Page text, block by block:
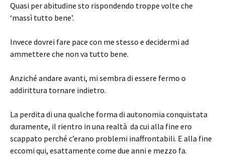
Quasi per abitudine sto rispondendo troppe volte che
‘massì tutto bene’.
Invece dovrei fare pace con me stesso e decidermi ad
ammettere che non va tutto bene.
Anziché andare avanti, mi sembra di essere fermo o
addirittura tornare indietro.
La perdita di una qualche forma di autonomia conquistata
duramente, il rientro in una realtà da cui alla fine ero
scappato perché c’erano problemi inaffrontabili. E alla fine
eccomi qui, esattamente come due anni e mezzo fa.